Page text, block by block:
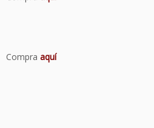
Compra aquí